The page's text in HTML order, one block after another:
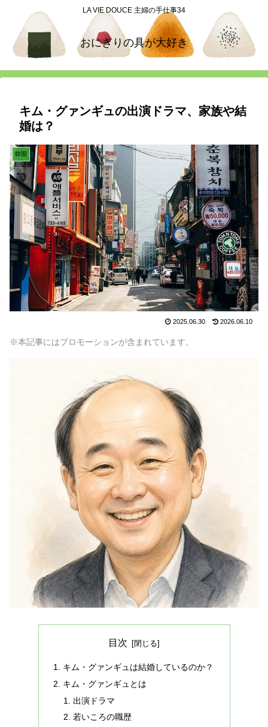
LA VIE DOUCE 主婦の手仕事34
おにぎりの具が大好き
キム・グァンギュの出演ドラマ、家族や結
婚は？
韓国
2025.06.30 2026.06.10
※本記事にはプロモーションが含まれています。
目次
キム・グァンギュは結婚しているのか？
キム・グァンギュとは
出演ドラマ
若いころの職歴